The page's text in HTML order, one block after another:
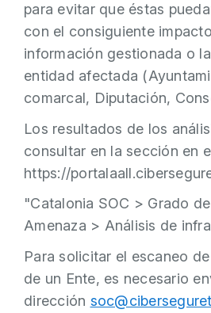
para evitar que éstas
con el consiguiente
información gestionada o
entidad afectada
comarcal, Diputación,
Los resultados de los
consultar en la sección en
https://
"Catalonia SOC > Grado
Amenaza > Análisis de
Para solicitar el escaneo
de un Ente, es necesario
dirección